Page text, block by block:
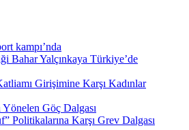
kampı’nda
Bahar Yalçınkaya Türkiye’de
Girişimine Karşı Kadınlar
Yönelen Göç Dalgası
Politikalarına Karşı Grev Dalgası